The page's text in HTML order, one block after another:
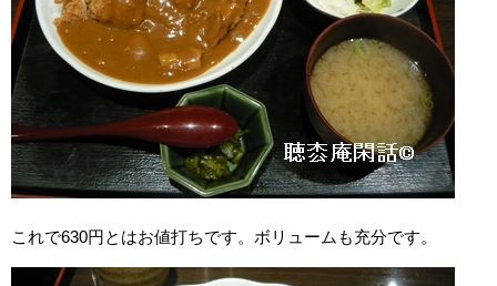
これで630円とはお値打ちです。ボリュームも充分です。